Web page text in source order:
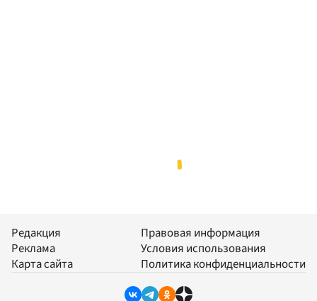
Редакция
Реклама
Карта сайта
Правовая информация
Условия использования
Политика конфиденциальности